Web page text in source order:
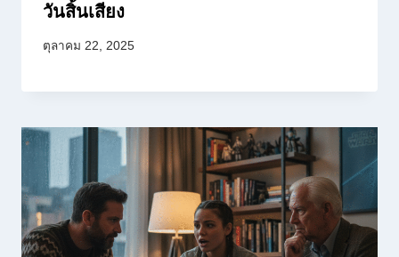
วันสิ้นเสียง
ตุลาคม 22, 2025